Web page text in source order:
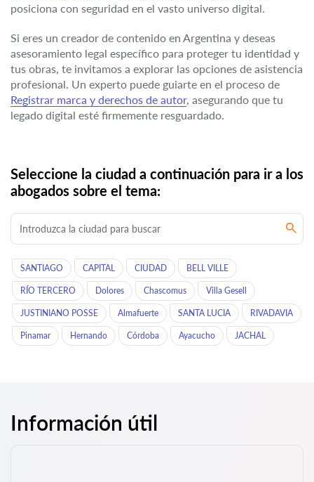
posiciona con seguridad en el vasto universo digital.
Si eres un creador de contenido en Argentina y deseas
asesoramiento legal específico para proteger tu identidad y
tus obras, te invitamos a explorar las opciones de asistencia
profesional. Un experto puede guiarte en el proceso de
Registrar marca y derechos de autor, asegurando que tu
legado digital esté firmemente resguardado.
Seleccione la ciudad a continuación para ir a los
abogados sobre el tema:
SANTIAGO CAPITAL CIUDAD BELL VILLE
RÍO TERCERO Dolores Chascomus Villa Gesell
JUSTINIANO POSSE Almafuerte SANTA LUCIA RIVADAVIA
Pinamar Hernando Córdoba Ayacucho JACHAL
Información útil